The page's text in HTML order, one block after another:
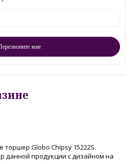
торшер Globo Chipsy 15222S.
данной продукции с дизайном на